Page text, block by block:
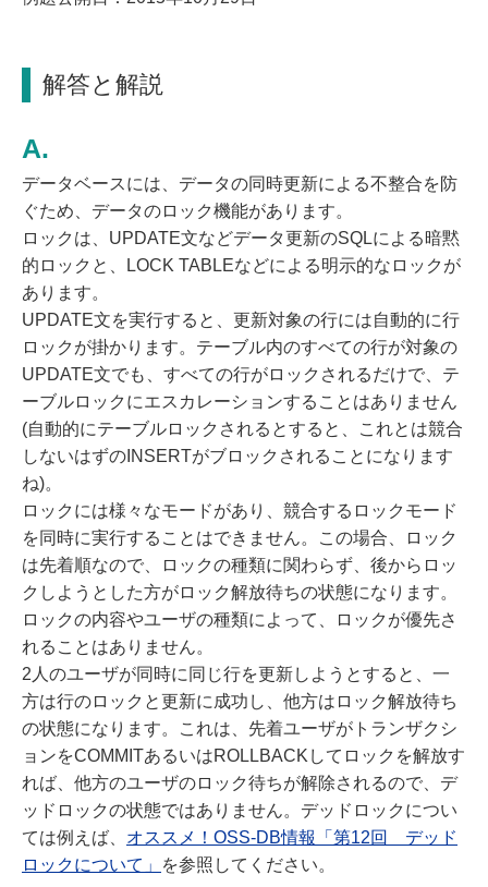
解答と解説
データベースには、データの同時更新による不整合を防
ぐため、データのロック機能があります。
ロックは、UPDATE文などデータ更新のSQLによる暗黙
的ロックと、LOCK TABLEなどによる明示的なロックが
あります。
UPDATE文を実行すると、更新対象の行には自動的に行
ロックが掛かります。テーブル内のすべての行が対象の
UPDATE文でも、すべての行がロックされるだけで、テ
ーブルロックにエスカレーションすることはありません
(自動的にテーブルロックされるとすると、これとは競合
しないはずのINSERTがブロックされることになります
ね)。
ロックには様々なモードがあり、競合するロックモード
を同時に実行することはできません。この場合、ロック
は先着順なので、ロックの種類に関わらず、後からロッ
クしようとした方がロック解放待ちの状態になります。
ロックの内容やユーザの種類によって、ロックが優先さ
れることはありません。
2人のユーザが同時に同じ行を更新しようとすると、一
方は行のロックと更新に成功し、他方はロック解放待ち
の状態になります。これは、先着ユーザがトランザクシ
ョンをCOMMITあるいはROLLBACKしてロックを解放す
れば、他方のユーザのロック待ちが解除されるので、デ
ッドロックの状態ではありません。デッドロックについ
ては例えば、 オススメ！OSS-DB情報「第12回 デッド
ロックについて」
を参照してください。